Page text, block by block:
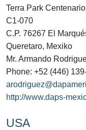
Terra Park
C1-070
C.P. 76267 El
Queretaro, Mexiko
Mr. Armando
Phone: +52 (446)
http://www.daps-
USA